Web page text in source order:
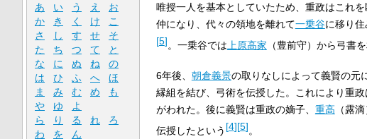
唯授一人を基本としていたため、重政はこれ
仲になり、代々の領地を離れて一乗谷に移り住
[5]。一乗谷では 上原高家 （豊前守）から弓書
6年後、 朝倉義景の取りなしによって義賢の元
縁組を結び、弓術を伝授した。これにより重
がわれた。後に義賢は重政の嫡子、 重高 （露
伝授したという [4][5]。
あ い う え
お
か
き く け
こ
さ
し す せ
そ
た
ち つ て
と
な
に ぬ ね
の
は
ひ ふ へ
ほ
ま
み む め
も
や
ゆ
よ
ら
り る れ
ろ
わ
を
ん